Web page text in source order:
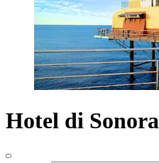
Hotel di Sonora